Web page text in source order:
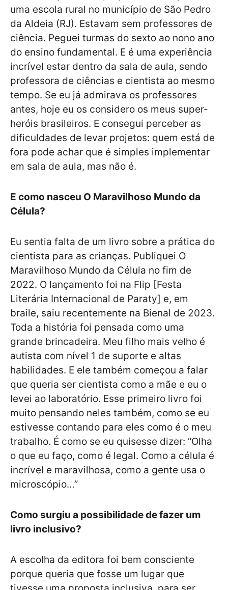
uma escola rural no município de São Pedro
da Aldeia (RJ). Estavam sem professores de
ciência. Peguei turmas do sexto ao nono ano
do ensino fundamental. E é uma experiência
incrível estar dentro da sala de aula, sendo
professora de ciências e cientista ao mesmo
tempo. Se eu já admirava os professores
antes, hoje eu os considero os meus super-
heróis brasileiros. E consegui perceber as
dificuldades de levar projetos: quem está de
fora pode achar que é simples implementar
em sala de aula, mas não é.
E como nasceu O Maravilhoso Mundo da
Célula?
Eu sentia falta de um livro sobre a prática do
cientista para as crianças. Publiquei O
Maravilhoso Mundo da Célula no fim de
2022. O lançamento foi na Flip [Festa
Literária Internacional de Paraty] e, em
braile, saiu recentemente na Bienal de 2023.
Toda a história foi pensada como uma
grande brincadeira. Meu filho mais velho é
autista com nível 1 de suporte e altas
habilidades. E ele também começou a falar
que queria ser cientista como a mãe e eu o
levei ao laboratório. Esse primeiro livro foi
muito pensando neles também, como se eu
estivesse contando para eles como é o meu
trabalho. É como se eu quisesse dizer: “Olha
o que eu faço, como é legal. Como a célula é
incrível e maravilhosa, como a gente usa o
microscópio…”
Como surgiu a possibilidade de fazer um
livro inclusivo?
A escolha da editora foi bem consciente
porque queria que fosse um lugar que